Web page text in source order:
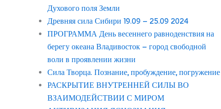
Духового поля Земли
Древняя сила Сибири 19.09 – 25.09 2024
ПРОГРАММА День весеннего равноденствия на
берегу океана Владивосток – город свободной
воли в проявлении жизни
Сила Творца. Познание, пробуждение, погружение
РАСКРЫТИЕ ВНУТРЕННЕЙ СИЛЫ ВО
ВЗАИМОДЕЙСТВИИ С МИРОМ